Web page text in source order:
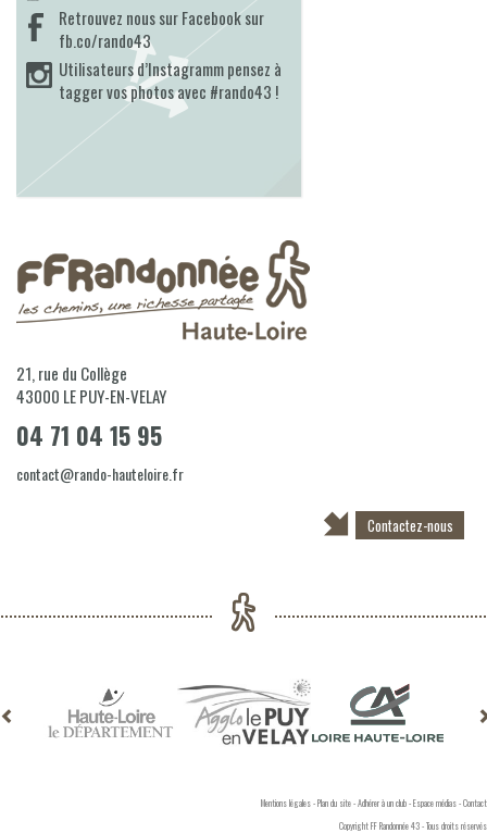
Retrouvez nous sur Facebook sur
fb.co/rando43
Utilisateurs d’Instagramm pensez à
tagger vos photos avec #rando43 !
21, rue du Collège
43000 LE PUY-EN-VELAY
04 71 04 15 95
contact@rando-hauteloire.fr
Contactez-nous
Mentions légales-Plan du site-Adhérer à un club-Espace médias-Contact
Copyright FF Randonnée 43 - Tous droits réservés